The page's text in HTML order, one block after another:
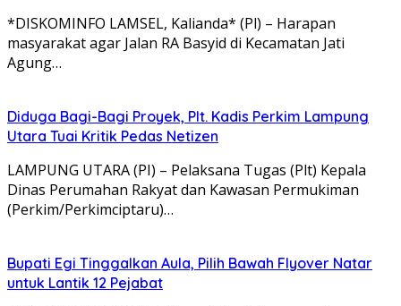
*DISKOMINFO LAMSEL, Kalianda* (Pl) – Harapan
masyarakat agar Jalan RA Basyid di Kecamatan Jati
Agung…
Diduga Bagi-Bagi Proyek, Plt. Kadis Perkim Lampung
Utara Tuai Kritik Pedas Netizen
LAMPUNG UTARA (PI) – Pelaksana Tugas (Plt) Kepala
Dinas Perumahan Rakyat dan Kawasan Permukiman
(Perkim/Perkimciptaru)…
Bupati Egi Tinggalkan Aula, Pilih Bawah Flyover Natar
untuk Lantik 12 Pejabat